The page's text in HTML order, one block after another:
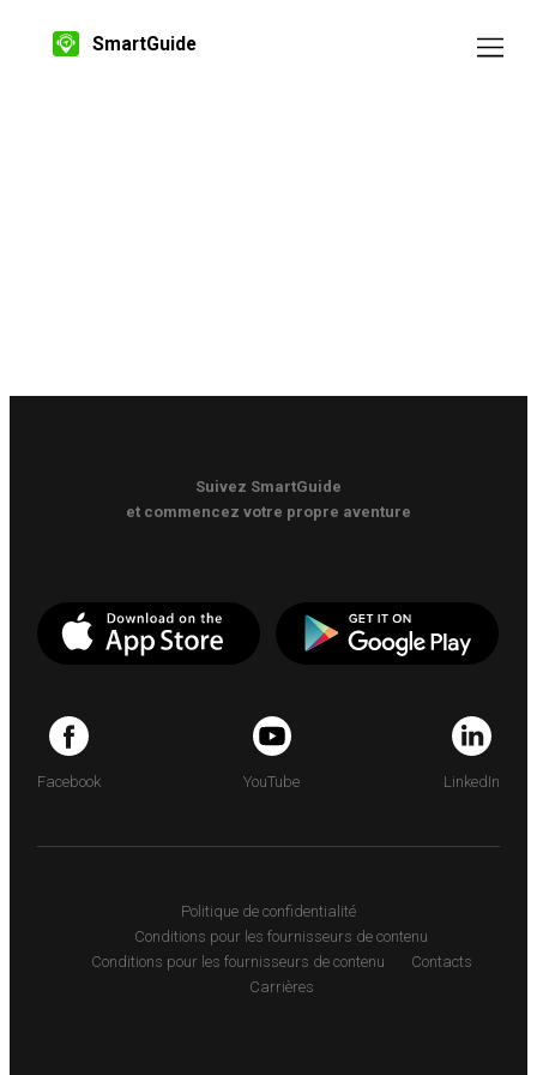
SmartGuide
Suivez SmartGuide
et commencez votre propre aventure
Facebook YouTube LinkedIn
Politique de confidentialité
Conditions pour les fournisseurs de contenu
Conditions pour les fournisseurs de contenu
Contacts
Carrières